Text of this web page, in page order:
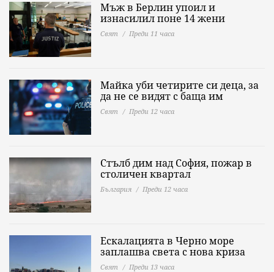
Мъж в Берлин упоил и
изнасилил поне 14 жени
Свят Преди 11 часа
Майка уби четирите си деца, за
да не се видят с баща им
Свят Преди 12 часа
Стълб дим над София, пожар в
столичен квартал
България Преди 12 часа
Ескалацията в Черно море
заплашва света с нова криза
Свят Преди 13 часа